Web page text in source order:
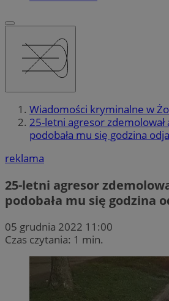
Wiadomości kryminalne w
25-letni agresor zdemolował
podobała mu się godzina
reklama
25-letni agresor
podobała mu się godzina
05 grudnia 2022 11:00
Czas czytania: 1 min.